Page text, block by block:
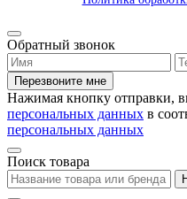
Обратный звонок
Перезвоните мне
Нажимая кнопку отправки,
персональных данных в
персональных данных
Поиск товара